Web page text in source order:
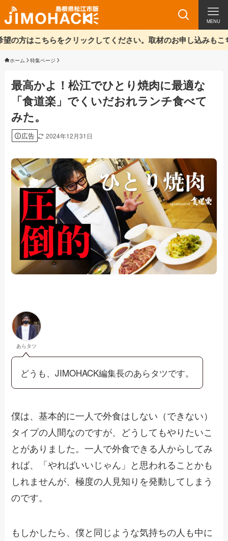
MENU
リックしてください。取材のお申し込みもこちらをご確認くだ
ホーム 特集ページ
最高かよ！松江でひとり焼肉に最適な
「食道楽」でくいだおれランチ食べて
みた。
広告 2024年12月31日
あらタツ
どうも、JIMOHACK編集長のあらタツです。
僕は、基本的に一人で外食はしない（できない）
タイプの人間なのですが、どうしてもやりたいこ
とがありました。一人で外食できる人からしてみ
れば、「やればいいじゃん」と思われることかも
しれませんが、極度の人見知りを発動してしまう
のです。
もしかしたら、僕と同じような気持ちの人も中に